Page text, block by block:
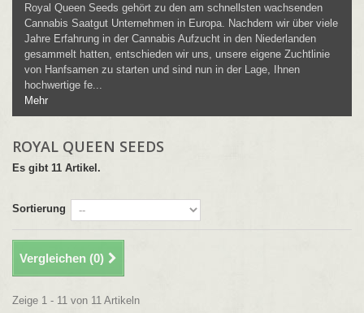
Royal Queen Seeds gehört zu den am schnellsten wachsenden
Cannabis Saatgut Unternehmen in Europa. Nachdem wir über viele
Jahre Erfahrung in der Cannabis Aufzucht in den Niederlanden
gesammelt hatten, entschieden wir uns, unsere eigene Zuchtlinie
von Hanfsamen zu starten und sind nun in der Lage, Ihnen
hochwertige fe...
Mehr
ROYAL QUEEN SEEDS
Es gibt 11 Artikel.
Sortierung
Vergleichen (0)
Zeige 1 - 11 von 11 Artikeln